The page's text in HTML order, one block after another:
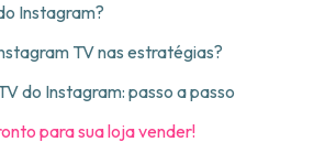
Instagram?
TV nas estratégias?
do Instagram: passo a passo
para sua loja vender!